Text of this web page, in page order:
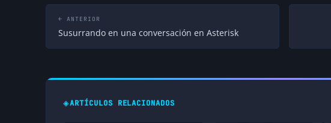
← ANTERIOR
Susurrando en una conversación en Asterisk
◈ARTÍCULOS RELACIONADOS